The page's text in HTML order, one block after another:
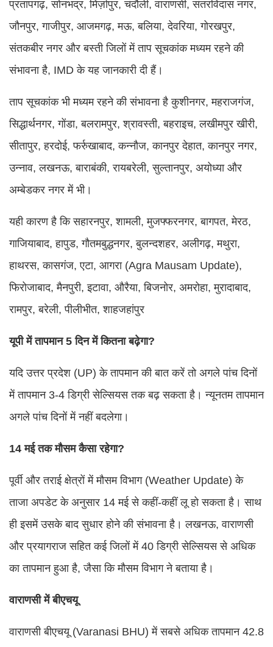
प्रतापगढ़, सोनभद्र, मिर्ज़ापुर, चंदौली, वाराणसी, संतरविदास नगर,
जौनपुर, गाजीपुर, आजमगढ़, मऊ, बलिया, देवरिया, गोरखपुर,
संतकबीर नगर और बस्ती जिलों में ताप सूचकांक मध्यम रहने की
संभावना है, IMD के यह जानकारी दी हैं।
ताप सूचकांक भी मध्यम रहने की संभावना है कुशीनगर, महराजगंज,
सिद्धार्थनगर, गोंडा, बलरामपुर, श्रावस्ती, बहराइच, लखीमपुर खीरी,
सीतापुर, हरदोई, फर्रुखाबाद, कन्नौज, कानपुर देहात, कानपुर नगर,
उन्नाव, लखनऊ, बाराबंकी, रायबरेली, सुल्तानपुर, अयोध्या और
अम्बेडकर नगर में भी।
यही कारण है कि सहारनपुर, शामली, मुजफ्फरनगर, बागपत, मेरठ,
गाजियाबाद, हापुड, गौतमबुद्धनगर, बुलन्दशहर, अलीगढ़, मथुरा,
हाथरस, कासगंज, एटा, आगरा (Agra Mausam Update),
फिरोजाबाद, मैनपुरी, इटावा, औरैया, बिजनोर, अमरोहा, मुरादाबाद,
रामपुर, बरेली, पीलीभीत, शाहजहांपुर
यूपी में तापमान 5 दिन में कितना बढ़ेगा?
यदि उत्तर प्रदेश (UP) के तापमान की बात करें तो अगले पांच दिनों
में तापमान 3-4 डिग्री सेल्सियस तक बढ़ सकता है। न्यूनतम तापमान
अगले पांच दिनों में नहीं बदलेगा।
14 मई तक मौसम कैसा रहेगा?
पूर्वी और तराई क्षेत्रों में मौसम विभाग (Weather Update) के
ताजा अपडेट के अनुसार 14 मई से कहीं-कहीं लू हो सकता है। साथ
ही इसमें उसके बाद सुधार होने की संभावना है। लखनऊ, वाराणसी
और प्रयागराज सहित कई जिलों में 40 डिग्री सेल्सियस से अधिक
का तापमान हुआ है, जैसा कि मौसम विभाग ने बताया है।
वाराणसी में बीएचयू
वाराणसी बीएचयू (Varanasi BHU) में सबसे अधिक तापमान 42.8